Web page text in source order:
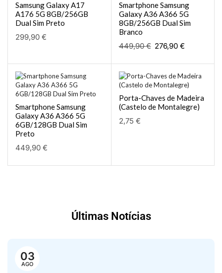
Samsung Galaxy A17
A176 5G 8GB/256GB
Dual Sim Preto
299,90 €
Smartphone Samsung
Galaxy A36 A366 5G
8GB/256GB Dual Sim
Branco
449,90€ 276,90 €
Smartphone Samsung
Galaxy A36 A366 5G
6GB/128GB Dual Sim
Preto
449,90 €
Porta-Chaves de Madeira
(Castelo de Montalegre)
2,75 €
Últimas Notícias
03
AGO